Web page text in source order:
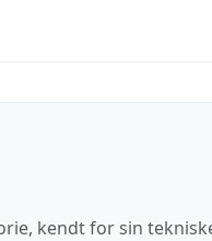
kendt for sin